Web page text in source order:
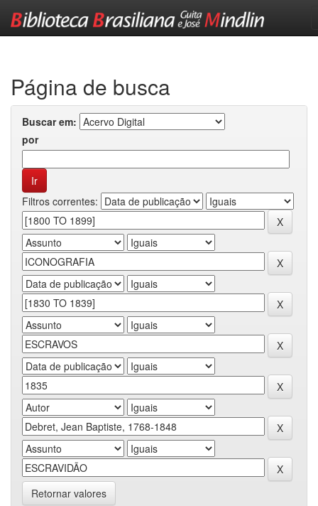
Página de busca
Buscar em:
por
Filtros correntes:
Retornar valores